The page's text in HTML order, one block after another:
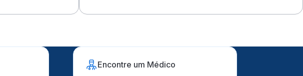
Encontre um Médico